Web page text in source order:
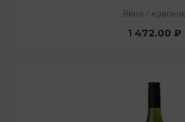
Вино /
1 472.00 ₽